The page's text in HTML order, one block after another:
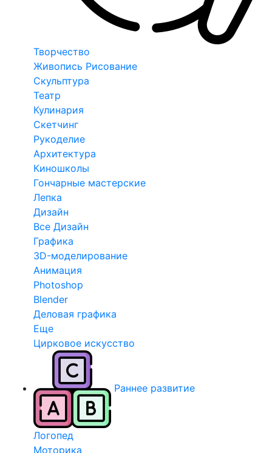
Творчество
Живопись Рисование
Скульптура
Театр
Кулинария
Скетчинг
Рукоделие
Архитектура
Киношколы
Гончарные мастерские
Лепка
Дизайн
Все Дизайн
Графика
3D-моделирование
Анимация
Photoshop
Blender
Деловая графика
Еще
Цирковое искусство
Раннее развитие
Логопед
Моторика